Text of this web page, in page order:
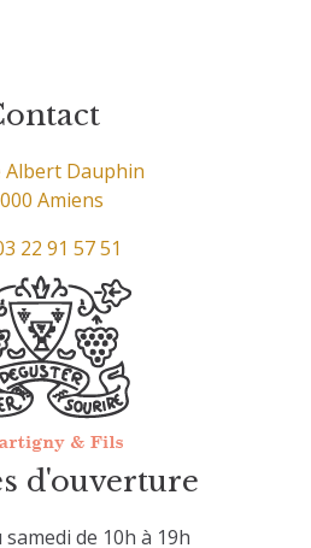
Albert Dauphin
Amiens
22 91 57 51
d'ouverture
de 10h à 19h